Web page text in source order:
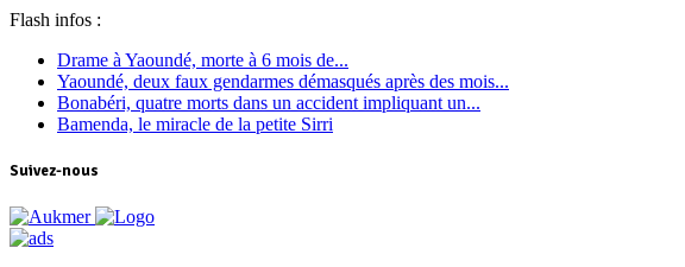
Flash infos :
Drame à Yaoundé, morte à 6 mois de...
Yaoundé, deux faux gendarmes démasqués après des mois...
Bonabéri, quatre morts dans un accident impliquant un...
Bamenda, le miracle de la petite Sirri
Suivez-nous